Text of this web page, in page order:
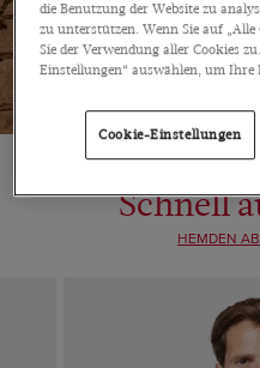
Schnell
HEMDEN
die Benutzung der Website zu
zu unterstützen. Wenn Sie auf
Sie der Verwendung aller Cookies
Einstellungen“ auswählen, um Ihre
Cookie-Einstellungen